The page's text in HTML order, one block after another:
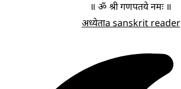
॥ ॐ श्री गणपतये नमः ॥
अध्येताa sanskrit reader